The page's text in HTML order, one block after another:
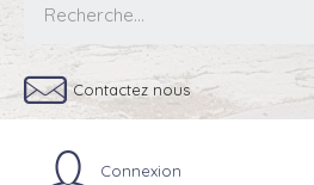
Contactez nous
Connexion